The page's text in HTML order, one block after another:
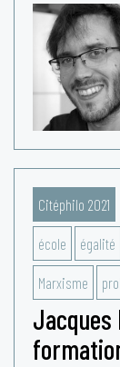
Citéphilo 2021
école égalité
Marxisme
Jacques